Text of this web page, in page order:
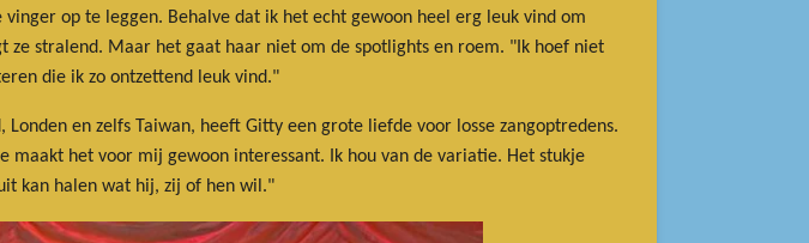
op te leggen. Behalve dat ik het echt gewoon heel erg leuk vind om
stralend. Maar het gaat haar niet om de spotlights en roem. "Ik hoef niet
die ik zo ontzettend leuk vind."
en zelfs Taiwan, heeft Gitty een grote liefde voor losse zangoptredens.
maakt het voor mij gewoon interessant. Ik hou van de variatie. Het stukje
kan halen wat hij, zij of hen wil."